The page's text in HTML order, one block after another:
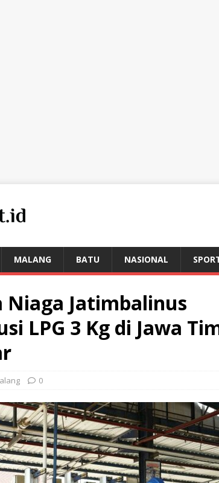
MALANG BATU NASIONAL
Jatimbalinus
LPG 3 Kg di Jawa
0